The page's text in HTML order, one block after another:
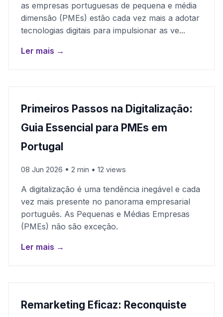
as empresas portuguesas de pequena e média
dimensão (PMEs) estão cada vez mais a adotar
tecnologias digitais para impulsionar as ve...
Ler mais →
Primeiros Passos na Digitalização:
Guia Essencial para PMEs em
Portugal
08 Jun 2026 • 2 min • 12 views
A digitalização é uma tendência inegável e cada
vez mais presente no panorama empresarial
português. As Pequenas e Médias Empresas
(PMEs) não são exceção.
Ler mais →
Remarketing Eficaz: Reconquiste